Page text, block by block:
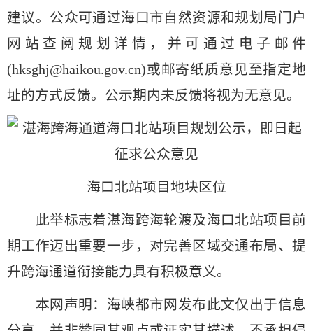
建议。公众可通过海口市自然资源和规划局门户
网站查阅规划详情，并可通过电子邮件
(hksghj@haikou.gov.cn)或邮寄纸质意见至指定地
址的方式反馈。公示期内未反馈将视为无意见。
海口北站项目地块区位
此举标志着湛海跨海轮渡及海口北站项目前
期工作迈出重要一步，对完善区域交通布局、提
升跨海通道衔接能力具有积极意义。
本网声明：海峡都市网发布此文仅出于信息